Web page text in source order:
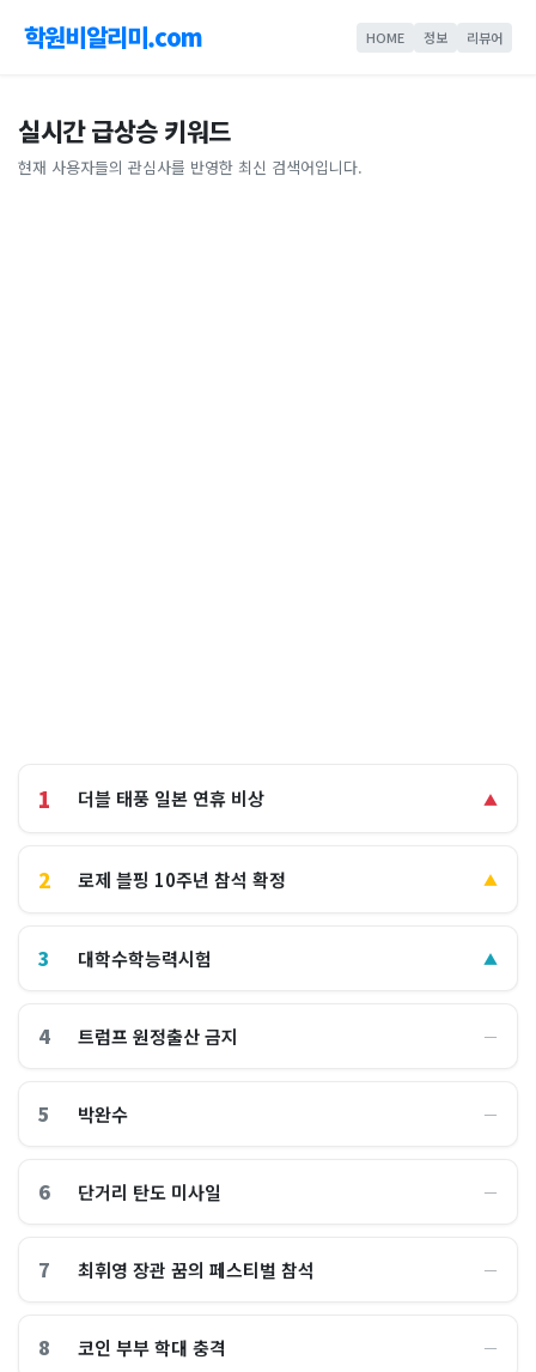
학원비알리미.com HOME 정보 리뷰어
실시간 급상승 키워드
현재 사용자들의 관심사를 반영한 최신 검색어입니다.
1 더블 태풍 일본 연휴 비상 ▲
2 로제 블핑 10주년 참석 확정 ▲
3 대학수학능력시험 ▲
4 트럼프 원정출산 금지 ―
5 박완수 ―
6 단거리 탄도 미사일 ―
7 최휘영 장관 꿈의 페스티벌 참석 ―
8 코인 부부 학대 충격 ―